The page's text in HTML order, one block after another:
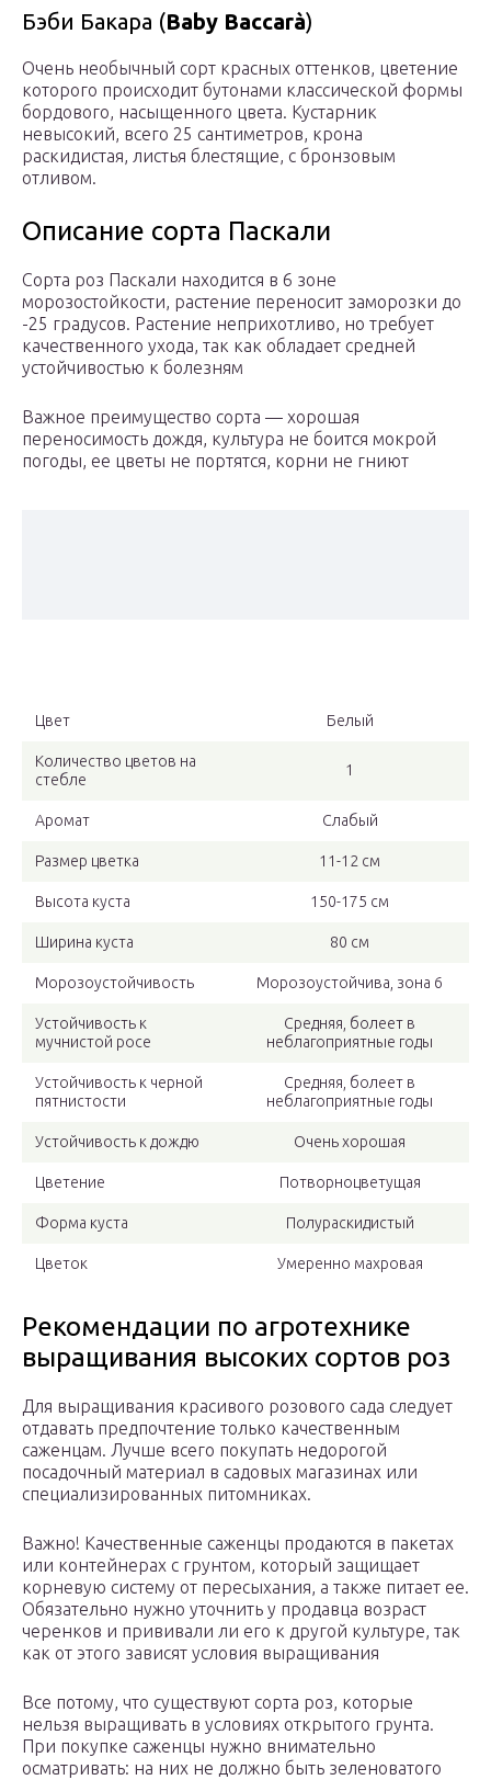
Бэби Бакара (Baby Baccarà)
Очень необычный сорт красных оттенков, цветение
которого происходит бутонами классической формы
бордового, насыщенного цвета. Кустарник
невысокий, всего 25 сантиметров, крона
раскидистая, листья блестящие, с бронзовым
отливом.
Описание сорта Паскали
Сорта роз Паскали находится в 6 зоне
морозостойкости, растение переносит заморозки до
-25 градусов. Растение неприхотливо, но требует
качественного ухода, так как обладает средней
устойчивостью к болезням
Важное преимущество сорта — хорошая
переносимость дождя, культура не боится мокрой
погоды, ее цветы не портятся, корни не гниют
Цвет Белый
Количество цветов на
стебле
1
Аромат Слабый
Размер цветка 11-12 см
Высота куста 150-175 см
Ширина куста 80 см
Морозоустойчивость Морозоустойчива, зона 6
Устойчивость к
мучнистой росе
Средняя, болеет в
неблагоприятные годы
Устойчивость к черной
пятнистости
Средняя, болеет в
неблагоприятные годы
Устойчивость к дождю Очень хорошая
Цветение Потворноцветущая
Форма куста Полураскидистый
Цветок Умеренно махровая
Рекомендации по агротехнике
выращивания высоких сортов роз
Для выращивания красивого розового сада следует
отдавать предпочтение только качественным
саженцам. Лучше всего покупать недорогой
посадочный материал в садовых магазинах или
специализированных питомниках.
Важно! Качественные саженцы продаются в пакетах
или контейнерах с грунтом, который защищает
корневую систему от пересыхания, а также питает ее.
Обязательно нужно уточнить у продавца возраст
черенков и прививали ли его к другой культуре, так
как от этого зависят условия выращивания
Все потому, что существуют сорта роз, которые
нельзя выращивать в условиях открытого грунта.
При покупке саженцы нужно внимательно
осматривать: на них не должно быть зеленоватого